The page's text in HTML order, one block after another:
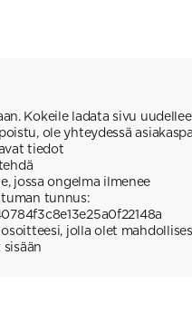
Kokeile ladata sivu
ole yhteydessä
tiedot
jossa ongelma ilmenee
tunnus:
jolla olet